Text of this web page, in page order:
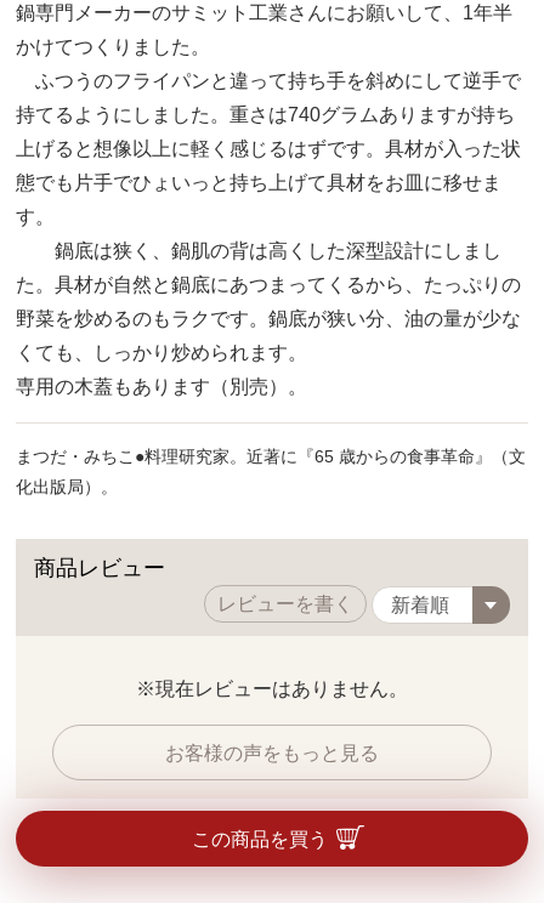
鍋専門メーカーのサミット工業さんにお願いして、1年半
かけてつくりました。
ふつうのフライパンと違って持ち手を斜めにして逆手で
持てるようにしました。重さは740グラムありますが持ち
上げると想像以上に軽く感じるはずです。具材が入った状
態でも片手でひょいっと持ち上げて具材をお皿に移せま
す。
鍋底は狭く、鍋肌の背は高くした深型設計にしまし
た。具材が自然と鍋底にあつまってくるから、たっぷりの
野菜を炒めるのもラクです。鍋底が狭い分、油の量が少な
くても、しっかり炒められます。
専用の木蓋もあります（別売）。
まつだ・みちこ●料理研究家。近著に『65 歳からの食事革命』（文
化出版局）。
商品レビュー
レビューを書く
※現在レビューはありません。
お客様の声をもっと見る
この商品を買う